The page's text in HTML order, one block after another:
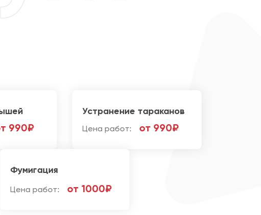
990₽
Устранение тараканов
Цена работ: от 990₽
Фумигация
Цена работ: от 1000₽